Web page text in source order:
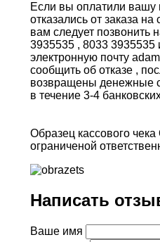
Если вы оплатили вашу
отказались от заказа
вам следует позвонить
3935535 , 8033 3935535
электронную почту
сообщить об отказе ,
возвращены денежные
в течение 3-4
Образец кассового
ограниченой
Написать
Ваше имя